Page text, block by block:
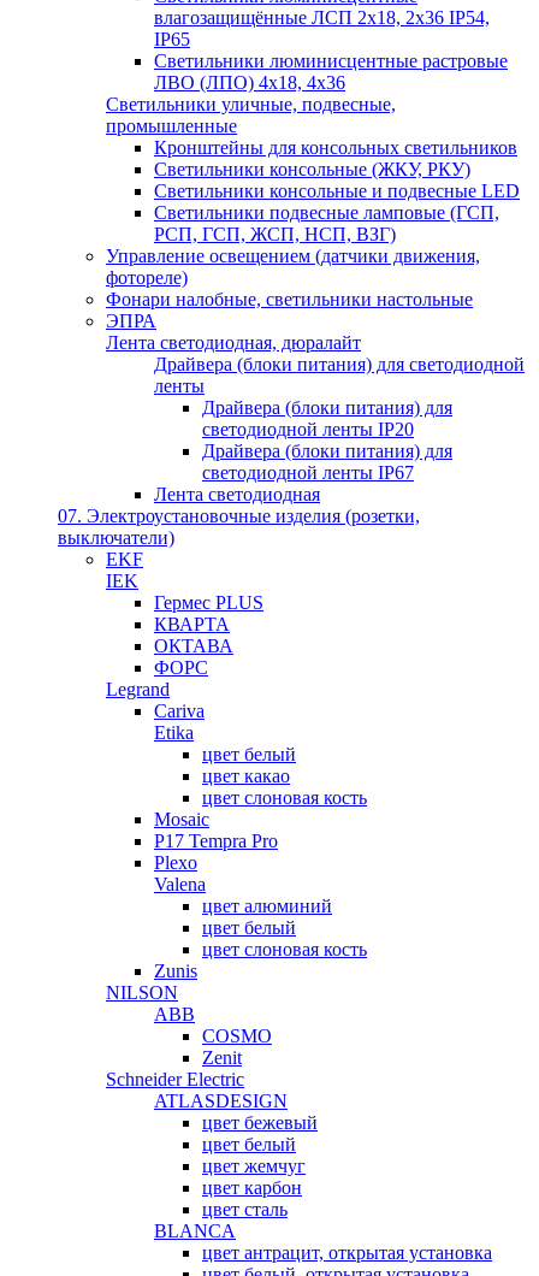
влагозащищённые ЛСП 2х18, 2х36 IP54,
IP65
Светильники люминисцентные растровые
ЛВО (ЛПО) 4х18, 4х36
Светильники уличные, подвесные,
промышленные
Кронштейны для консольных светильников
Светильники консольные (ЖКУ, РКУ)
Светильники консольные и подвесные LED
Светильники подвесные ламповые (ГСП,
РСП, ГСП, ЖСП, НСП, ВЗГ)
Управление освещением (датчики движения,
фотореле)
Фонари налобные, светильники настольные
ЭПРА
Лента светодиодная, дюралайт
Драйвера (блоки питания) для светодиодной
ленты
Драйвера (блоки питания) для
светодиодной ленты IP20
Драйвера (блоки питания) для
светодиодной ленты IP67
Лента светодиодная
07. Электроустановочные изделия (розетки,
выключатели)
EKF
IEK
Гермес PLUS
КВАРТА
ОКТАВА
ФОРС
Legrand
Cariva
Etika
цвет белый
цвет какао
цвет слоновая кость
Mosaic
P17 Tempra Pro
Plexo
Valena
цвет алюминий
цвет белый
цвет слоновая кость
Zunis
NILSON
ABB
COSMO
Zenit
Schneider Electric
ATLASDESIGN
цвет бежевый
цвет белый
цвет жемчуг
цвет карбон
цвет сталь
BLANCA
цвет антрацит, открытая установка